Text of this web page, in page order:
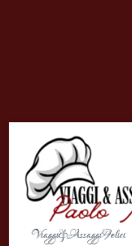
Viaggi&AssaggiFelici